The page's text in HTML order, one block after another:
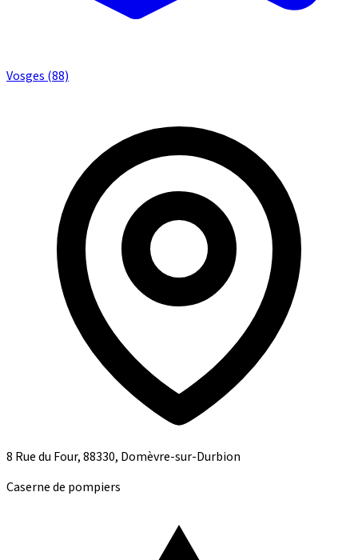
Vosges (88)
8 Rue du Four, 88330, Domèvre-sur-Durbion
Caserne de pompiers